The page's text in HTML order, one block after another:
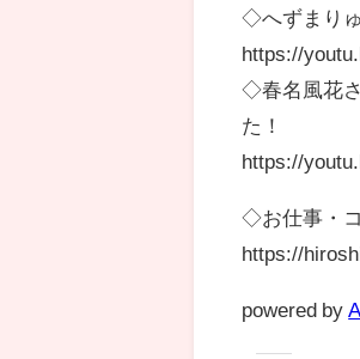
◇へずまり
https://
◇春名風花
た！
https://
◇お仕事・
https://
powered by